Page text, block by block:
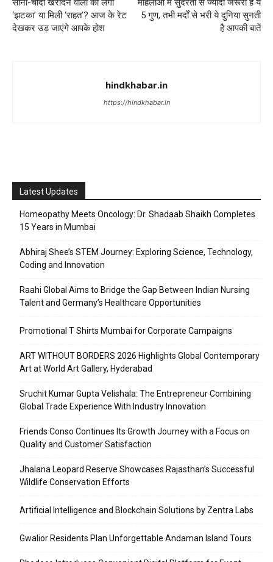
सोना-चांदी खरीदने वालों को लगा
‘झटका’ या मिली ‘राहत’? आज के रेट
देखकर उड़ जाएंगे आपके होश
महिलाओं में सुंदरता से ज्यादा जरूरी हैं ये
5 गुण, तभी मर्दों से भरी ये दुनिया सुनती
है आपकी बातें
hindkhabar.in
https://hindkhabar.in
Latest Updates
Homeopathy Meets Oncology: Dr. Shadaab Shaikh Completes
15 Years in Mumbai
Abhiraj Shee’s STEM Journey: Exploring Science, Technology,
Coding and Innovation
Raahi Global Aims to Bridge the Gap Between Indian Nursing
Talent and Germany’s Healthcare Opportunities
Promotional T Shirts Mumbai for Corporate Campaigns
ART WITHOUT BORDERS 2026 Highlights Global Contemporary
Art at World Art Gallery, Hyderabad
Sruchit Kumar Gupta Velishala: The Entrepreneur Combining
Global Trade Experience With Industry Innovation
Friends Conso Continues Its Growth Journey with a Focus on
Quality and Customer Satisfaction
Jhalana Leopard Reserve Showcases Rajasthan’s Successful
Wildlife Conservation Efforts
Artificial Intelligence and Blockchain Solutions by Zentra Labs
Gwalior Residents Plan Unforgettable Andaman Island Tours